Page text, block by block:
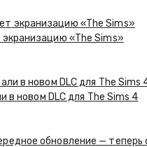
«The Sims»
в новом DLC для The Sims 4